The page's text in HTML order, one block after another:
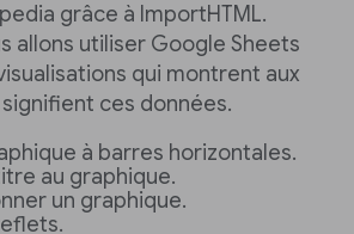
grâce à ImportHTML.
allons utiliser Google Sheets
qui montrent aux
ces données.
à barres horizontales.
au graphique.
un graphique.